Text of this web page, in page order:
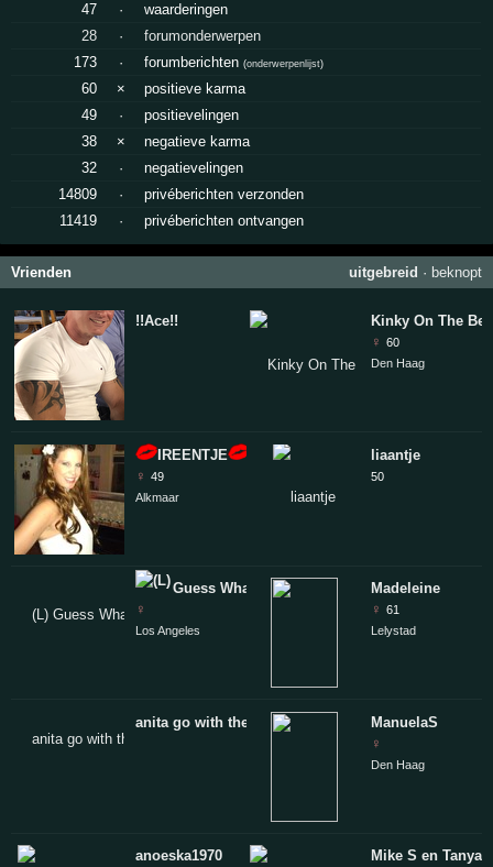
47
·
waarderingen
28
·
forumonderwerpen
173
· forumberichten(onderwerpenlijst)
60 ×
positieve karma
49
·
positievelingen
38
×
negatieve karma
32
·
negatievelingen
14809
·
privéberichten verzonden
11419
· privéberichten ontvangen
Vrienden uitgebreid · beknopt
!!Ace!!
IREENTJE
♀ 49
Alkmaar
Guess What
♀
Los Angeles
anita go with the flow
anoeska1970
Kinky On The
♀ 60
Den Haag
liaantje
50
Madeleine
♀ 61
Lelystad
ManuelaS
♀
Den Haag
Mike S en Tanya